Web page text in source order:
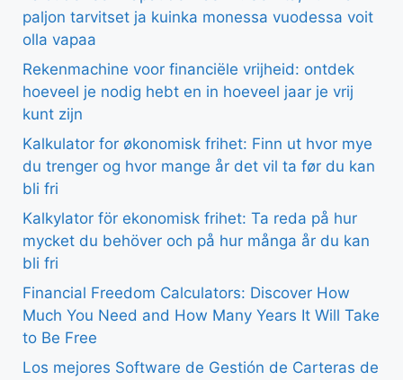
paljon tarvitset ja kuinka monessa vuodessa voit
olla vapaa
Rekenmachine voor financiële vrijheid: ontdek
hoeveel je nodig hebt en in hoeveel jaar je vrij
kunt zijn
Kalkulator for økonomisk frihet: Finn ut hvor mye
du trenger og hvor mange år det vil ta før du kan
bli fri
Kalkylator för ekonomisk frihet: Ta reda på hur
mycket du behöver och på hur många år du kan
bli fri
Financial Freedom Calculators: Discover How
Much You Need and How Many Years It Will Take
to Be Free
Los mejores Software de Gestión de Carteras de